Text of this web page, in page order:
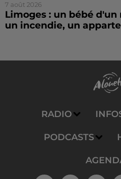
7 août 2026
Limoges : un bébé d'un
un incendie, un
RADIO
PODCASTS